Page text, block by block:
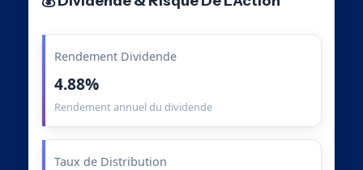
Rendement Dividende
4.88%
Rendement annuel du dividende
Taux de Distribution